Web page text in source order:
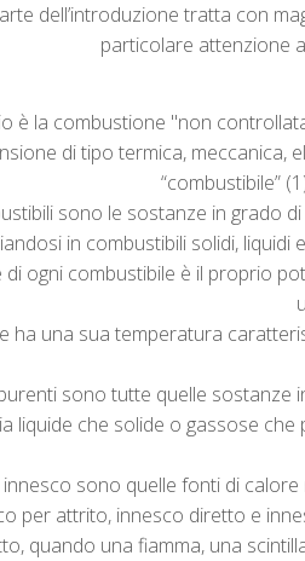
dell’introduzione tratta con
particolare attenzione
è la combustione "non
di tipo termica,
“combustibile”
sono le sostanze in grado
in combustibili solidi,
ogni combustibile è il proprio
ha una sua temperatura
sono tutte quelle sostanze
liquide che solide o gassose
sono quelle fonti di
per attrito, innesco diretto e
quando una fiamma, una